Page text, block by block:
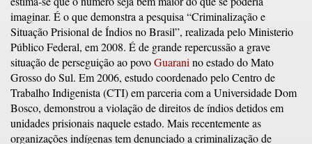
imaginar. É o que demonstra a pesquisa “Criminalização e
Situação Prisional de Índios no Brasil”, realizada pelo Ministerio
Público Federal, em 2008. É de grande repercussão a grave
situação de perseguição ao povoGuarani no estado do Mato
Grosso do Sul. Em 2006, estudo coordenado pelo Centro de
Trabalho Indigenista (CTI) em parceria com a Universidade Dom
Bosco, demonstrou a violação de direitos de índios detidos em
unidades prisionais naquele estado. Mais recentemente as
organizações indígenas tem denunciado a criminalização de